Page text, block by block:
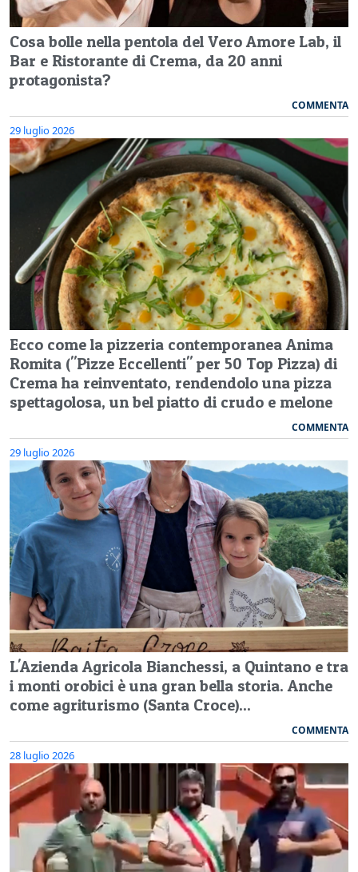
Cosa bolle nella pentola del Vero Amore Lab, il
Bar e Ristorante di Crema, da 20 anni
protagonista?
COMMENTA
29 luglio 2026
Ecco come la pizzeria contemporanea Anima
Romita ("Pizze Eccellenti" per 50 Top Pizza) di
Crema ha reinventato, rendendolo una pizza
spettagolosa, un bel piatto di crudo e melone
COMMENTA
29 luglio 2026
L'Azienda Agricola Bianchessi, a Quintano e tra
i monti orobici è una gran bella storia. Anche
come agriturismo (Santa Croce)...
COMMENTA
28 luglio 2026